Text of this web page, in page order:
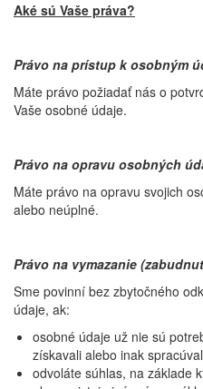
Aké sú Vaše práva?
Právo na prístup k osobným
Máte právo požiadať nás o
Vaše osobné údaje.
Právo na opravu osobných
Máte právo na opravu svojich
alebo neúplné.
Právo na vymazanie
Sme povinní bez zbytočného
údaje, ak:
osobné údaje už nie sú
získavali alebo inak
odvoláte súhlas, na základe